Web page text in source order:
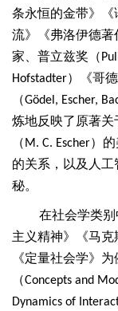
条永恒的金带》
流》《弗洛伊德著
家、普立兹奖（
Hofstadter）《哥
（Gödel, Escher,
炼地反映了原著关
（ M. C. Escher）
的关系，以及人
秘。
在社会学类
主义精神》《马
《定量社会学》
（Concepts and
Dynamics of